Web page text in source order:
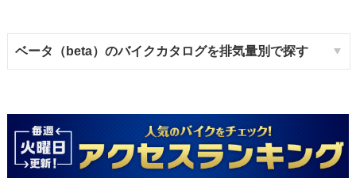
ベータ（beta）のバイクカタログを排気量別で探す